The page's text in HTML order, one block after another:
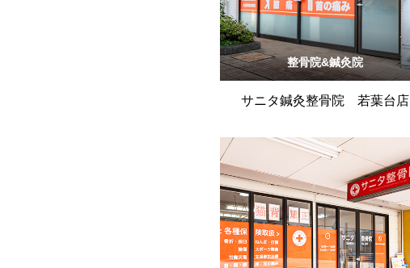
整骨院&鍼灸院
サニタ鍼灸整骨院 若葉台店